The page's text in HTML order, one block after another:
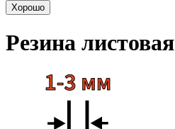
Хорошо
Резина листовая